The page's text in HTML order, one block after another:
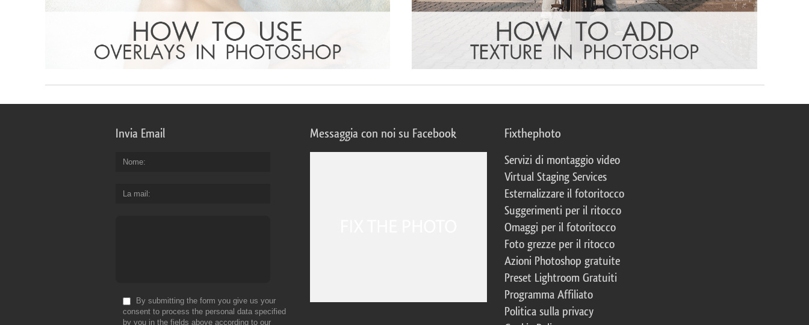
Invia Email
Nome
La mail
By submitting the form you give us your
consent to process the personal data specified
by you in the fields above according to our
Messaggia con noi su Facebook Fixthephoto
Servizi di montaggio video
Virtual Staging Services
Esternalizzare il fotoritocco
Suggerimenti per il ritocco
Omaggi per il fotoritocco
Foto grezze per il ritocco
Azioni Photoshop gratuite
Preset Lightroom Gratuiti
Programma Affiliato
Politica sulla privacy